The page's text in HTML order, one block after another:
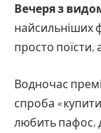
Вечеря з
найсильніших
просто поїсти,
Водночас
спроба
любить пафос,